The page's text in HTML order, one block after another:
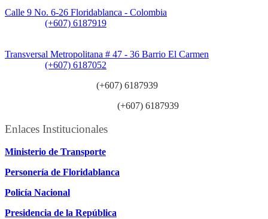
Calle 9 No. 6-26 Floridablanca - Colombia
(+607) 6187919
Transversal Metropolitana # 47 - 36 Barrio El Carmen
(+607) 6187052
(+607) 6187939
(+607) 6187939
Enlaces Institucionales
Ministerio de Transporte
Personería de Floridablanca
Policía Nacional
Presidencia de la República